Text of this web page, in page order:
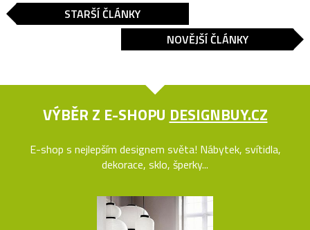
STARŠÍ ČLÁNKY
NOVĚJŠÍ ČLÁNKY
VÝBĚR Z E-SHOPU DESIGNBUY.CZ
E-shop s nejlepším designem světa! Nábytek, svítidla,
dekorace, sklo, šperky...